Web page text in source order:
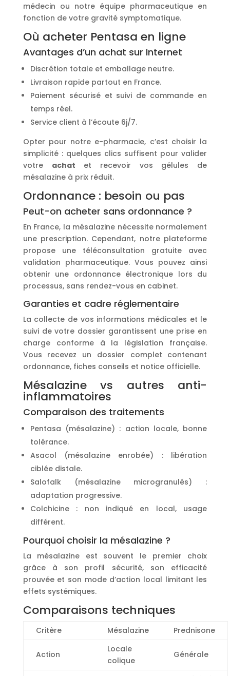
médecin ou notre équipe pharmaceutique en
fonction de votre gravité symptomatique.
Où acheter Pentasa en ligne
Avantages d’un achat sur Internet
Discrétion totale et emballage neutre.
Livraison rapide partout en France.
Paiement sécurisé et suivi de commande en
temps réel.
Service client à l’écoute 6j/7.
Opter pour notre e-pharmacie, c’est choisir la
simplicité : quelques clics suffisent pour valider
votre achat et recevoir vos gélules de
mésalazine à prix réduit.
Ordonnance : besoin ou pas
Peut-on acheter sans ordonnance ?
En France, la mésalazine nécessite normalement
une prescription. Cependant, notre plateforme
propose une téléconsultation gratuite avec
validation pharmaceutique. Vous pouvez ainsi
obtenir une ordonnance électronique lors du
processus, sans rendez-vous en cabinet.
Garanties et cadre réglementaire
La collecte de vos informations médicales et le
suivi de votre dossier garantissent une prise en
charge conforme à la législation française.
Vous recevez un dossier complet contenant
ordonnance, fiches conseils et notice officielle.
Mésalazine vs autres anti-
inflammatoires
Comparaison des traitements
Pentasa (mésalazine) : action locale, bonne
tolérance.
Asacol (mésalazine enrobée) : libération
ciblée distale.
Salofalk (mésalazine microgranulés) :
adaptation progressive.
Colchicine : non indiqué en local, usage
différent.
Pourquoi choisir la mésalazine ?
La mésalazine est souvent le premier choix
grâce à son profil sécurité, son efficacité
prouvée et son mode d’action local limitant les
effets systémiques.
Comparaisons techniques
Critère Mésalazine Prednisone
Action
Locale
colique
Générale